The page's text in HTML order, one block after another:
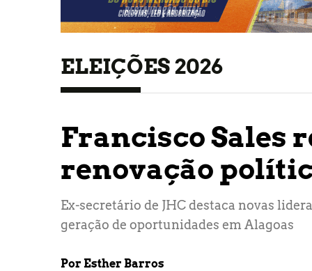
ELEIÇÕES 2026
Francisco Sales
renovação
Ex-secretário de JHC destaca novas
geração de oportunidades em Alagoas
Por Esther Barros